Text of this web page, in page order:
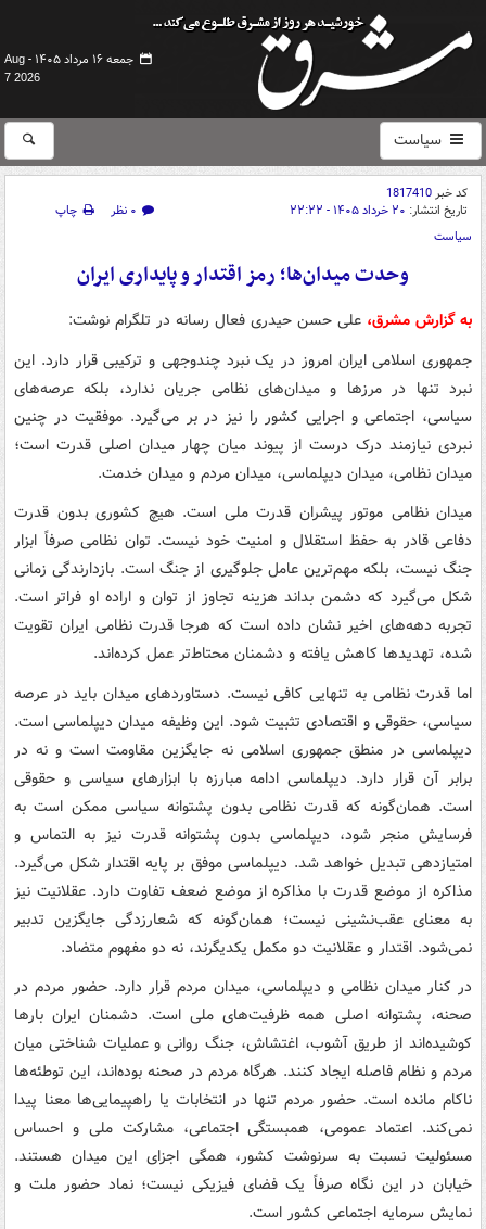
جمعه ۱۶ مرداد ۱۴۰۵ -
Aug
7 2026
سیاست
کد خبر1817410
تاریخ انتشار: ۲۰ خرداد ۱۴۰۵ - ۲۲:۲۲ ۰ نظر
چاپ
سیاست
وحدت میدان‌ها؛ رمز اقتدار و پایداری ایران
به گزارش مشرق، علی حسن حیدری فعال رسانه در تلگرام نوشت:
جمهوری اسلامی ایران امروز در یک نبرد چندوجهی و ترکیبی قرار دارد. این
نبرد تنها در مرزها و میدان‌های نظامی جریان ندارد، بلکه عرصه‌های
سیاسی، اجتماعی و اجرایی کشور را نیز در بر می‌گیرد. موفقیت در چنین
نبردی نیازمند درک درست از پیوند میان چهار میدان اصلی قدرت است؛
میدان نظامی، میدان دیپلماسی، میدان مردم و میدان خدمت.
میدان نظامی موتور پیشران قدرت ملی است. هیچ کشوری بدون قدرت
دفاعی قادر به حفظ استقلال و امنیت خود نیست. توان نظامی صرفاً ابزار
جنگ نیست، بلکه مهم‌ترین عامل جلوگیری از جنگ است. بازدارندگی زمانی
شکل می‌گیرد که دشمن بداند هزینه تجاوز از توان و اراده او فراتر است.
تجربه دهه‌های اخیر نشان داده است که هرجا قدرت نظامی ایران تقویت
شده، تهدیدها کاهش یافته و دشمنان محتاط‌تر عمل کرده‌اند.
اما قدرت نظامی به تنهایی کافی نیست. دستاوردهای میدان باید در عرصه
سیاسی، حقوقی و اقتصادی تثبیت شود. این وظیفه میدان دیپلماسی است.
دیپلماسی در منطق جمهوری اسلامی نه جایگزین مقاومت است و نه در
برابر آن قرار دارد. دیپلماسی ادامه مبارزه با ابزارهای سیاسی و حقوقی
است. همان‌گونه که قدرت نظامی بدون پشتوانه سیاسی ممکن است به
فرسایش منجر شود، دیپلماسی بدون پشتوانه قدرت نیز به التماس و
امتیازدهی تبدیل خواهد شد. دیپلماسی موفق بر پایه اقتدار شکل می‌گیرد.
مذاکره از موضع قدرت با مذاکره از موضع ضعف تفاوت دارد. عقلانیت نیز
به معنای عقب‌نشینی نیست؛ همان‌گونه که شعارزدگی جایگزین تدبیر
نمی‌شود. اقتدار و عقلانیت دو مکمل یکدیگرند، نه دو مفهوم متضاد.
در کنار میدان نظامی و دیپلماسی، میدان مردم قرار دارد. حضور مردم در
صحنه، پشتوانه اصلی همه ظرفیت‌های ملی است. دشمنان ایران بارها
کوشیده‌اند از طریق آشوب، اغتشاش، جنگ روانی و عملیات شناختی میان
مردم و نظام فاصله ایجاد کنند. هرگاه مردم در صحنه بوده‌اند، این توطئه‌ها
ناکام مانده است. حضور مردم تنها در انتخابات یا راهپیمایی‌ها معنا پیدا
نمی‌کند. اعتماد عمومی، همبستگی اجتماعی، مشارکت ملی و احساس
مسئولیت نسبت به سرنوشت کشور، همگی اجزای این میدان هستند.
خیابان در این نگاه صرفاً یک فضای فیزیکی نیست؛ نماد حضور ملت و
نمایش سرمایه اجتماعی کشور است.